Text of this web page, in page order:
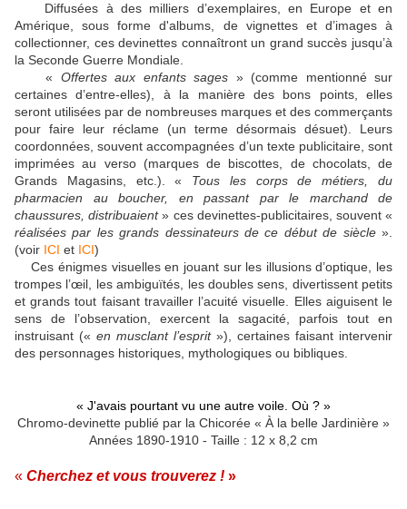
Diffusées à des milliers d’exemplaires, en Europe et en
Amérique, sous forme d'albums, de vignettes et d’images à
collectionner, ces devinettes connaîtront un grand succès jusqu’à
la Seconde Guerre Mondiale.
« Offertes aux enfants sages » (comme mentionné sur
certaines d’entre-elles), à la manière des bons points, elles
seront utilisées par de nombreuses marques et des commerçants
pour faire leur réclame (un terme désormais désuet). Leurs
coordonnées, souvent accompagnées d’un texte publicitaire, sont
imprimées au verso (marques de biscottes, de chocolats, de
Grands Magasins, etc.). « Tous les corps de métiers, du
pharmacien au boucher, en passant par le marchand de
chaussures, distribuaient» ces devinettes-publicitaires, souvent «
réalisées par les grands dessinateurs de ce début de siècle».
(voir ICI et ICI)
Ces énigmes visuelles en jouant sur les illusions d’optique, les
trompes l’œil, les ambiguïtés, les doubles sens, divertissent petits
et grands tout faisant travailler l’acuité visuelle. Elles aiguisent le
sens de l’observation, exercent la sagacité, parfois tout en
instruisant (« en musclant l’esprit »), certaines faisant intervenir
des personnages historiques, mythologiques ou bibliques.
« J'avais pourtant vu une autre voile. Où ? »
Chromo-devinette publié par la Chicorée « À la belle Jardinière »
Années 1890-1910 - Taille : 12 x 8,2 cm
« Cherchez et vous trouverez ! »